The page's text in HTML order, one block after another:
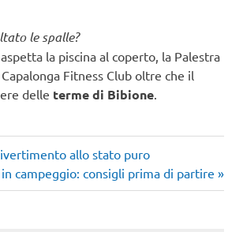
le spalle?
la piscina al coperto, la Palestra
Fitness Club oltre che il
delle terme di Bibione.
allo stato puro
campeggio: consigli prima di partire